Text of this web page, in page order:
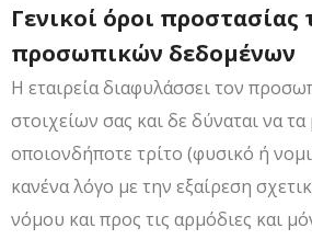
Γενικοί όροι προστασίας
προσωπικών δεδομένων
Η εταιρεία διαφυλάσσει τον
στοιχείων σας και δε δύναται να
οποιονδήποτε τρίτο (φυσικό ή
κανένα λόγο με την εξαίρεση
νόμου και προς τις αρμόδιες και